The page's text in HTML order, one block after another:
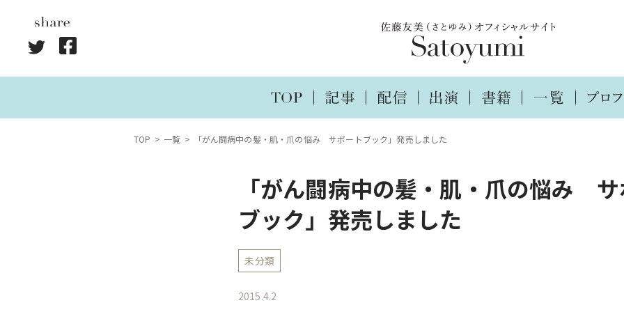
TOP 一覧 「がん闘病中の髪・肌・爪の悩み サポートブック」発売しました
「がん闘病中の髪・肌・爪の悩み
ブック」発売しました
未分類
2015.4.2